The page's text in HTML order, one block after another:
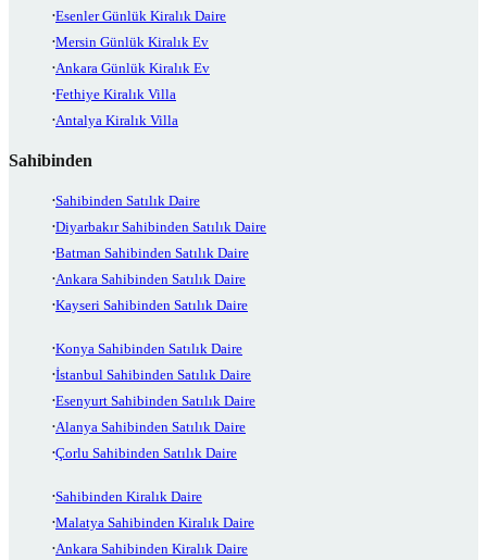
Esenler Günlük Kiralık Daire
Mersin Günlük Kiralık Ev
Ankara Günlük Kiralık Ev
Fethiye Kiralık Villa
Antalya Kiralık Villa
Sahibinden
Sahibinden Satılık Daire
Diyarbakır Sahibinden Satılık Daire
Batman Sahibinden Satılık Daire
Ankara Sahibinden Satılık Daire
Kayseri Sahibinden Satılık Daire
Konya Sahibinden Satılık Daire
İstanbul Sahibinden Satılık Daire
Esenyurt Sahibinden Satılık Daire
Alanya Sahibinden Satılık Daire
Çorlu Sahibinden Satılık Daire
Sahibinden Kiralık Daire
Malatya Sahibinden Kiralık Daire
Ankara Sahibinden Kiralık Daire